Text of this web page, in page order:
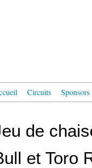
Circuits Sponsors
de
et Toro